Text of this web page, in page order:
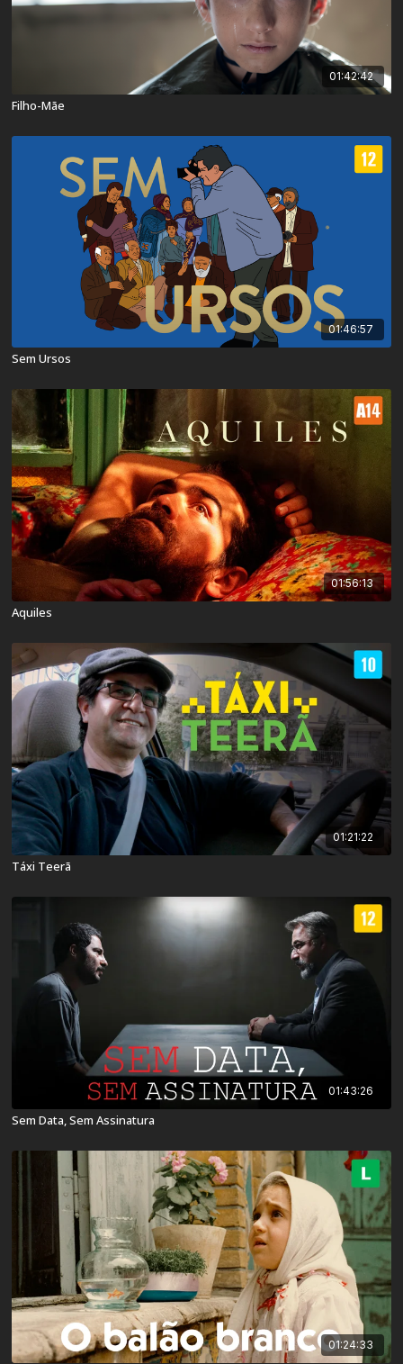
01:42:42
Filho-Mãe
01:46:57
Sem Ursos
01:56:13
Aquiles
01:21:22
Táxi Teerã
01:43:26
Sem Data, Sem Assinatura
01:24:33